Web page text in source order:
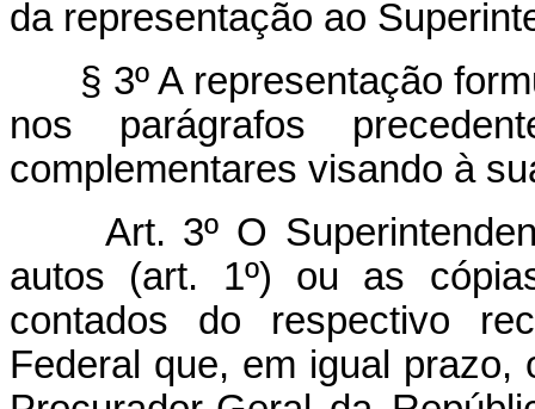
da representação ao
§ 3º A representação
nos parágrafos
complementares visando à
Art. 3º O
autos (art. 1º) ou as
contados do respectivo
Federal que, em igual prazo,